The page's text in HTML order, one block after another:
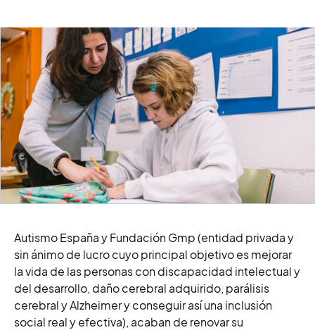
Autismo España y Fundación Gmp (entidad privada y
sin ánimo de lucro cuyo principal objetivo es mejorar
la vida de las personas con discapacidad intelectual y
del desarrollo, daño cerebral adquirido, parálisis
cerebral y Alzheimer y conseguir así una inclusión
social real y efectiva), acaban de renovar su